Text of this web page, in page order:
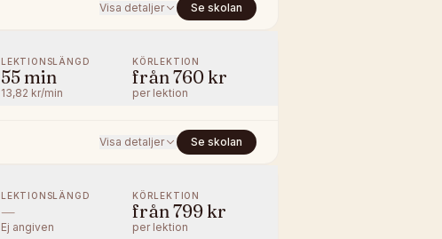
Visa detaljer Se skolan
LEKTIONSLÄNGD
55min
13,82 kr/min
KÖRLEKTION
från 760 kr
per lektion
Visa detaljer Se skolan
LEKTIONSLÄNGD
—
Ej angiven
KÖRLEKTION
från 799 kr
per lektion